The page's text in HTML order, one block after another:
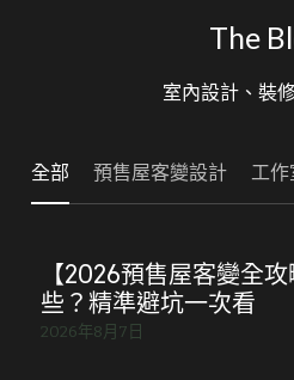
The
室內設計、裝
全部 預售屋客變設計 工作
【2026預售屋客變全
些？精準避坑一次看
2026年8月7日